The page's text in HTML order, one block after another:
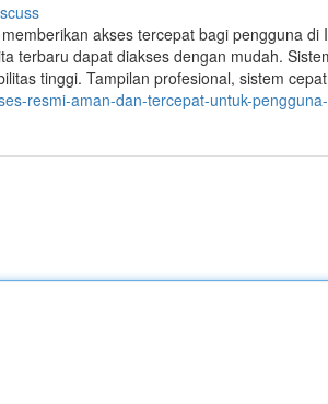
akses tercepat bagi pengguna
terbaru dapat diakses dengan mudah.
tinggi. Tampilan profesional, sistem
resmi-aman-dan-tercepat-untuk-